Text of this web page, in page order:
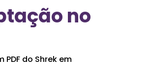
no
do Shrek em